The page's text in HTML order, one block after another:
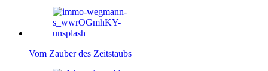
Vom Zauber des Zeitstaubs